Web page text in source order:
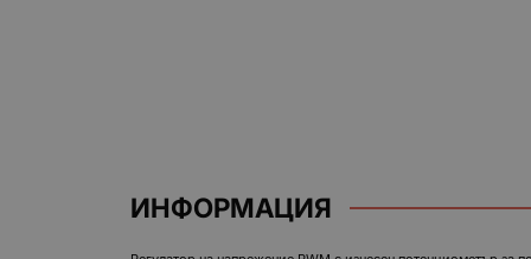
ИНФОРМАЦИЯ